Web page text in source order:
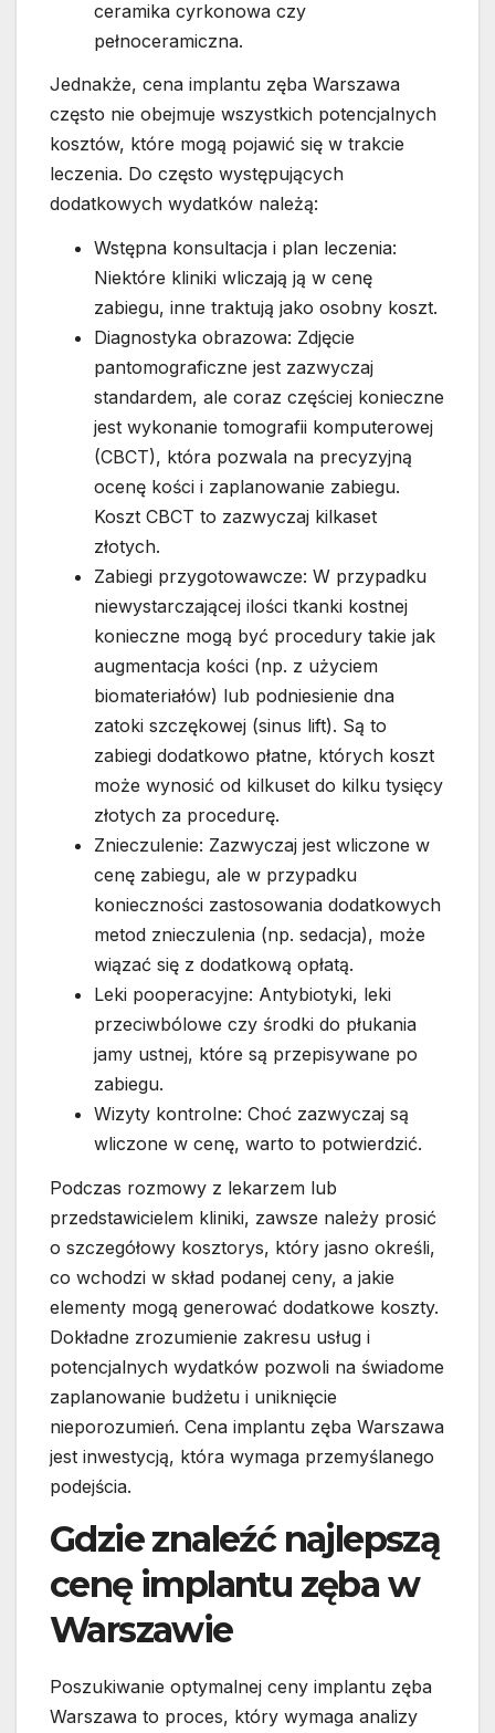
ceramika cyrkonowa czy
pełnoceramiczna.
Jednakże, cena implantu zęba Warszawa
często nie obejmuje wszystkich potencjalnych
kosztów, które mogą pojawić się w trakcie
leczenia. Do często występujących
dodatkowych wydatków należą:
Wstępna konsultacja i plan leczenia:
Niektóre kliniki wliczają ją w cenę
zabiegu, inne traktują jako osobny koszt.
Diagnostyka obrazowa: Zdjęcie
pantomograficzne jest zazwyczaj
standardem, ale coraz częściej konieczne
jest wykonanie tomografii komputerowej
(CBCT), która pozwala na precyzyjną
ocenę kości i zaplanowanie zabiegu.
Koszt CBCT to zazwyczaj kilkaset
złotych.
Zabiegi przygotowawcze: W przypadku
niewystarczającej ilości tkanki kostnej
konieczne mogą być procedury takie jak
augmentacja kości (np. z użyciem
biomateriałów) lub podniesienie dna
zatoki szczękowej (sinus lift). Są to
zabiegi dodatkowo płatne, których koszt
może wynosić od kilkuset do kilku tysięcy
złotych za procedurę.
Znieczulenie: Zazwyczaj jest wliczone w
cenę zabiegu, ale w przypadku
konieczności zastosowania dodatkowych
metod znieczulenia (np. sedacja), może
wiązać się z dodatkową opłatą.
Leki pooperacyjne: Antybiotyki, leki
przeciwbólowe czy środki do płukania
jamy ustnej, które są przepisywane po
zabiegu.
Wizyty kontrolne: Choć zazwyczaj są
wliczone w cenę, warto to potwierdzić.
Podczas rozmowy z lekarzem lub
przedstawicielem kliniki, zawsze należy prosić
o szczegółowy kosztorys, który jasno określi,
co wchodzi w skład podanej ceny, a jakie
elementy mogą generować dodatkowe koszty.
Dokładne zrozumienie zakresu usług i
potencjalnych wydatków pozwoli na świadome
zaplanowanie budżetu i uniknięcie
nieporozumień. Cena implantu zęba Warszawa
jest inwestycją, która wymaga przemyślanego
podejścia.
Gdzie znaleźć najlepszą
cenę implantu zęba w
Warszawie
Poszukiwanie optymalnej ceny implantu zęba
Warszawa to proces, który wymaga analizy